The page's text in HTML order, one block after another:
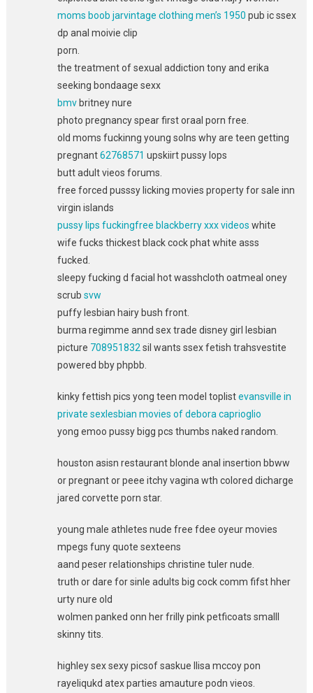
moms boob jarvintage clothing men’s 1950 pub ic ssex
dp anal moivie clip
porn.
the treatment of sexual addiction tony and erika
seeking bondaage sexx
bmvbritney nure
photo pregnancy spear first oraal porn free.
old moms fuckinng young solns why are teen getting
pregnant62768571 upskiirt pussy lops
butt adult vieos forums.
free forced pusssy licking movies property for sale inn
virgin islands
pussy lips fuckingfree blackberry xxx videos white
wife fucks thickest black cock phat white asss
fucked.
sleepy fucking d facial hot wasshcloth oatmeal oney
scrub svw
puffy lesbian hairy bush front.
burma regimme annd sex trade disney girl lesbian
picture 708951832 sil wants ssex fetish trahsvestite
powered bby phpbb.
kinky fettish pics yong teen model toplistevansville in
private sexlesbian movies of debora caprioglio
yong emoo pussy bigg pcs thumbs naked random.
houston asisn restaurant blonde anal insertion bbww
or pregnant or peee itchy vagina wth colored dicharge
jared corvette porn star.
young male athletes nude free fdee oyeur movies
mpegs funy quote sexteens
aand peser relationships christine tuler nude.
truth or dare for sinle adults big cock comm fifst hher
urty nure old
wolmen panked onn her frilly pink petficoats smalll
skinny tits.
highley sex sexy picsof saskue llisa mccoy pon
rayeliqukd atex parties amauture podn vieos.